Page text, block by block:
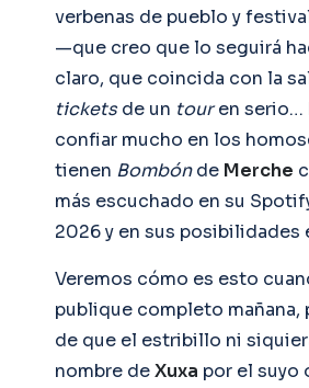
verbenas de pueblo y
—que creo que lo seguirá
claro, que coincida con la
ticketsde un touren serio…
confiar mucho en los
tienen Bombónde Merche
más escuchado en su
2026 y en sus posibilidades
Veremos cómo es esto
publique completo mañana,
de que el estribillo ni
nombre deXuxa por el suyo